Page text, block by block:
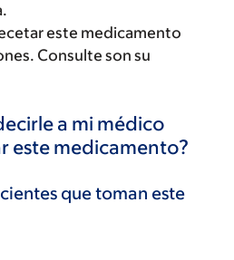
este medicamento
Consulte son su
a mi médico
este medicamento?
que toman este